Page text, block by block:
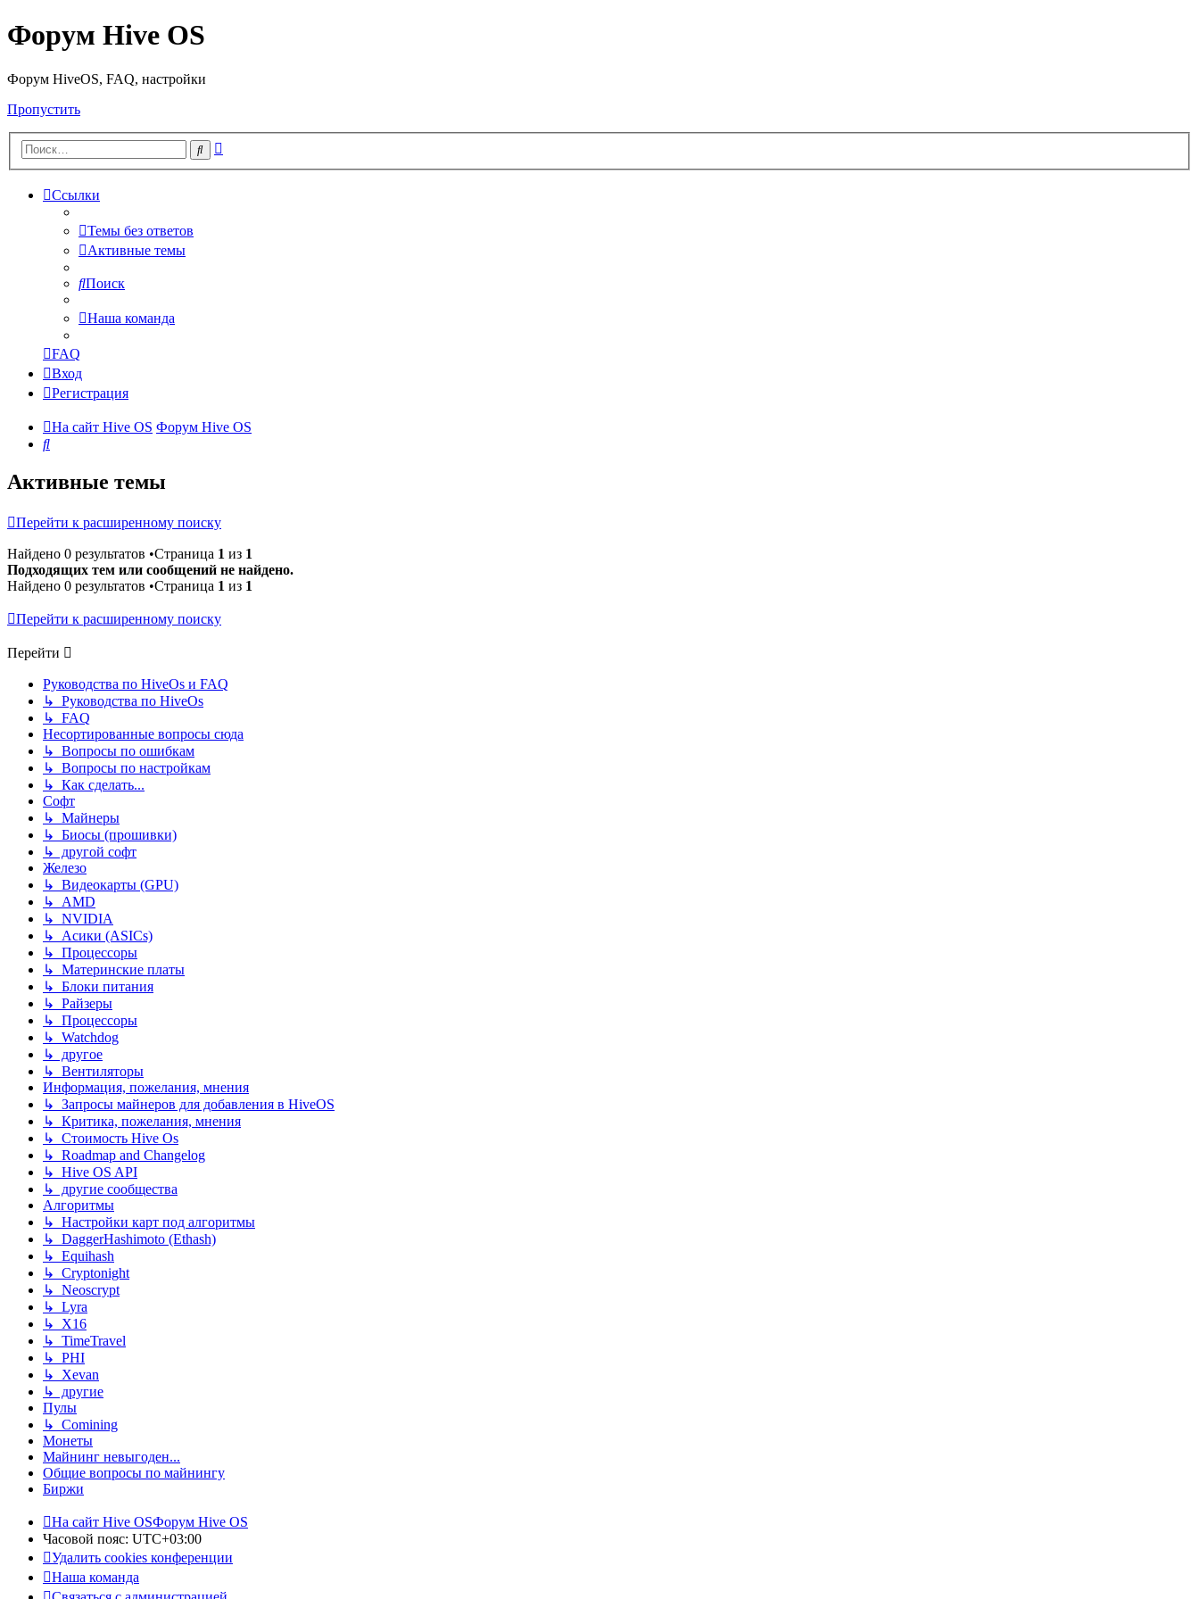
Форум Hive OS
Форум HiveOS, FAQ, настройки
Пропустить
Поиск
Ссылки
Темы без ответов
Активные темы
Поиск
Наша команда
FAQ
Вход
Регистрация
На сайт Hive OS Форум Hive OS
Поиск
Активные темы
Перейти к расширенному поиску
Найдено 0 результатов •Страница 1 из 1
Подходящих тем или сообщений не найдено.
Найдено 0 результатов •Страница 1 из 1
Перейти к расширенному поиску
Перейти
Руководства по HiveOs и FAQ
↳ Руководства по HiveOs
↳ FAQ
Несортированные вопросы сюда
↳ Вопросы по ошибкам
↳ Вопросы по настройкам
↳ Как сделать...
Софт
↳ Майнеры
↳ Биосы (прошивки)
↳ другой софт
Железо
↳ Видеокарты (GPU)
↳ AMD
↳ NVIDIA
↳ Асики (ASICs)
↳ Процессоры
↳ Материнские платы
↳ Блоки питания
↳ Райзеры
↳ Процессоры
↳ Watchdog
↳ другое
↳ Вентиляторы
Информация, пожелания, мнения
↳ Запросы майнеров для добавления в HiveOS
↳ Критика, пожелания, мнения
↳ Стоимость Hive Os
↳ Roadmap and Changelog
↳ Hive OS API
↳ другие сообщества
Алгоритмы
↳ Настройки карт под алгоритмы
↳ DaggerHashimoto (Ethash)
↳ Equihash
↳ Cryptonight
↳ Neoscrypt
↳ Lyra
↳ X16
↳ TimeTravel
↳ PHI
↳ Xevan
↳ другие
Пулы
↳ Comining
Монеты
Майнинг невыгоден...
Общие вопросы по майнингу
Биржи
На сайт Hive OSФорум Hive OS
Часовой пояс: UTC+03:00
Удалить cookies конференции
Наша команда